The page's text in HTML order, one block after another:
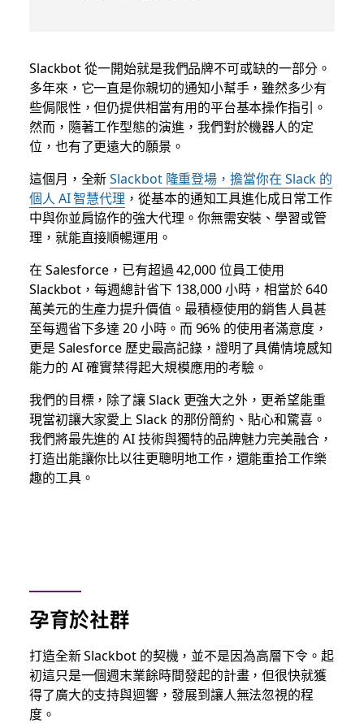
Slackbot 從一開始就是我們品牌不可或缺的一部分。
多年來，它一直是你親切的通知小幫手，雖然多少有
些侷限性，但仍提供相當有用的平台基本操作指引。
然而，隨著工作型態的演進，我們對於機器人的定
位，也有了更遠大的願景。
這個月，全新Slackbot 隆重登場，擔當你在 Slack 的
個人 AI 智慧代理 ，從基本的通知工具進化成日常工作
中與你並肩協作的強大代理。你無需安裝、學習或管
理，就能直接順暢運用。
在 Salesforce，已有超過 42,000 位員工使用
Slackbot，每週總計省下 138,000 小時，相當於 640
萬美元的生產力提升價值。最積極使用的銷售人員甚
至每週省下多達 20 小時。而 96% 的使用者滿意度，
更是 Salesforce 歷史最高記錄，證明了具備情境感知
能力的 AI 確實禁得起大規模應用的考驗。
我們的目標，除了讓 Slack 更強大之外，更希望能重
現當初讓大家愛上 Slack 的那份簡約、貼心和驚喜。
我們將最先進的 AI 技術與獨特的品牌魅力完美融合，
打造出能讓你比以往更聰明地工作， 還能重拾工作樂
趣的工具。
孕育於社群
打造全新 Slackbot 的契機，並不是因為高層下令。起
初這只是一個週末業餘時間發起的計畫，但很快就獲
得了廣大的支持與迴響，發展到讓人無法忽視的程
度。